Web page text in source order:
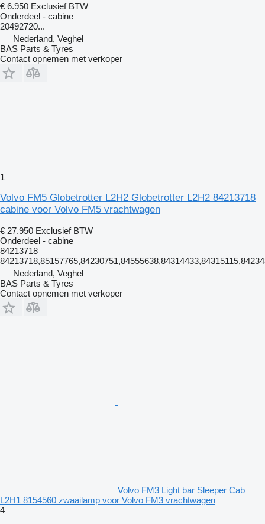
€ 6.950 Exclusief BTW
Onderdeel - cabine
20492720...
Nederland, Veghel
BAS Parts & Tyres
Contact opnemen met verkoper
1
Volvo FM5 Globetrotter L2H2 Globetrotter L2H2 84213718
cabine voor Volvo FM5 vrachtwagen
€ 27.950 Exclusief BTW
Onderdeel - cabine
84213718
Nederland, Veghel
BAS Parts & Tyres
Contact opnemen met verkoper
Volvo FM3 Light bar Sleeper Cab
L2H1 8154560 zwaailamp voor Volvo FM3 vrachtwagen
4